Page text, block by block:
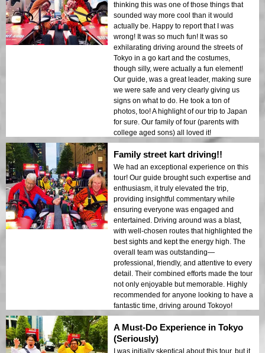
thinking this was one of those things that
sounded way more cool than it would
actually be. Happy to report that I was
wrong! It was so much fun! It was so
exhilarating driving around the streets of
Tokyo in a go kart and the costumes,
though silly, were actually a fun element!
Our guide, was a great leader, making sure
we were safe and very clearly giving us
signs on what to do. He took a ton of
photos, too! A highlight of our trip to Japan
for sure. Our family of four (parents with
college aged sons) all loved it!
Family street kart driving!!
We had an exceptional experience on this
tour! Our guide brought such expertise and
enthusiasm, it truly elevated the trip,
providing insightful commentary while
ensuring everyone was engaged and
entertained. Driving around was a blast,
with well-chosen routes that highlighted the
best sights and kept the energy high. The
overall team was outstanding—
professional, friendly, and attentive to every
detail. Their combined efforts made the tour
not only enjoyable but memorable. Highly
recommended for anyone looking to have a
fantastic time, driving around Tokoyo!
A Must-Do Experience in Tokyo
(Seriously)